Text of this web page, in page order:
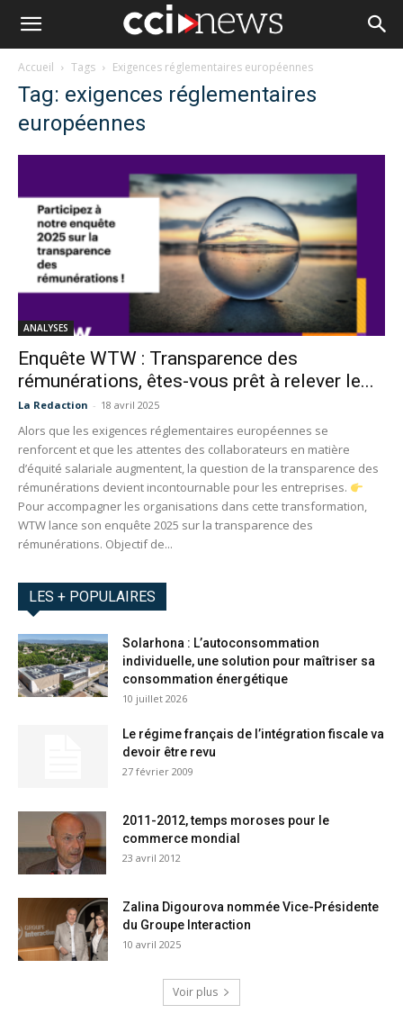
Accueil Tags Exigences réglementaires européennes
Tag: exigences réglementaires
européennes
ANALYSES
Enquête WTW : Transparence des
rémunérations, êtes-vous prêt à relever le...
La Redaction - 18 avril 2025
Alors que les exigences réglementaires européennes se
renforcent et que les attentes des collaborateurs en matière
d’équité salariale augmentent, la question de la transparence des
rémunérations devient incontournable pour les entreprises.
Pour accompagner les organisations dans cette transformation,
WTW lance son enquête 2025 sur la transparence des
rémunérations. Objectif de...
LES + POPULAIRES
Solarhona : L’autoconsommation
individuelle, une solution pour maîtriser sa
consommation énergétique
10 juillet 2026
Le régime français de l’intégration fiscale va
devoir être revu
27 février 2009
2011-2012, temps moroses pour le
commerce mondial
23 avril 2012
Zalina Digourova nommée Vice-Présidente
du Groupe Interaction
10 avril 2025
Voir plus